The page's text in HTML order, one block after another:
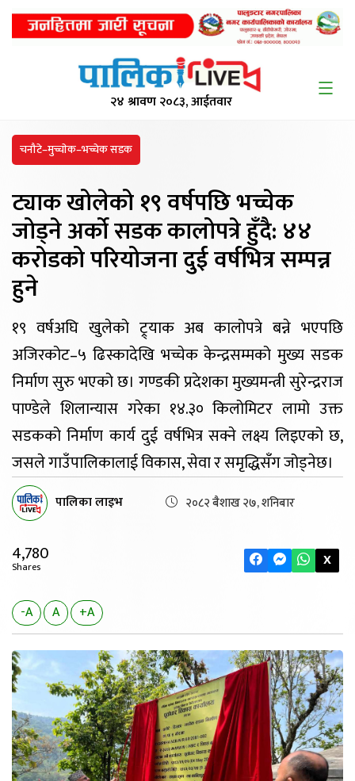
२४ श्रावण २०८३, आईतवार
चनौटे–मुच्चाेक–भच्चेक सडक
ट्याक खोलेको १९वर्षपछि भच्चेक
जोड्ने अर्काे सडक कालोपत्रे हुँदै: ४४
करोडको परियोजना दुई वर्षभित्र सम्पन्न
हुने
१९ वर्षअघि खुलेको ट्र्याक अब कालोपत्रे बन्ने भएपछि
अजिरकोट–५ ढिस्कादेखि भच्चेक केन्द्रसम्मको मुख्य सडक
निर्माण सुरु भएको छ। गण्डकी प्रदेशका मुख्यमन्त्री सुरेन्द्रराज
पाण्डेले शिलान्यास गरेका १४.३० किलोमिटर लामो उक्त
सडकको निर्माण कार्य दुई वर्षभित्र सक्ने लक्ष्य लिइएको छ,
जसले गाउँपालिकालाई विकास, सेवा र समृद्धिसँग जोड्नेछ।
पालिका लाइभ २०८२ बैशाख २७, शनिबार
4,780
Shares X
-A A +A